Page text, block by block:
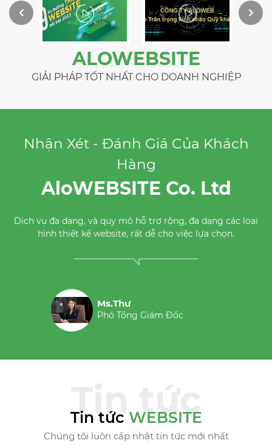
ALOWEBSITE
GIẢI PHÁP TỐT NHẤT CHO DOANH NGHIỆP
Nhận Xét - Đánh Giá Của Khách
Hàng
AloWEBSITE Co. Ltd
Anh giám đốc nhiệt tình, thân thiện, hỗ trợ giá tối đa.
Giám Đốc
Tin tức WEBSITE
Chúng tôi luôn cấp nhật tin tức mới nhất